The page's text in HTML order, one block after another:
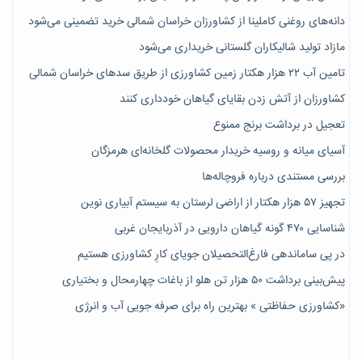
دانه‌های روغنی کاملینا از کشاورزان خراسان شمالی خرید تضمینی می‌شود
مازاد تولید شالیکاران گلستانی خریداری می‌شود
تامین آب ۲۲ هزار هکتار زمین کشاورزی از طریق سدهای خراسان شمالی
کشاورزان از آتش زدن بقایای گیاهان خودداری کنند
تعجیل در برداشت برنج ممنوع
آسیای میانه و روسیه خریدار محصولات گلخانه‌ای هرمزگان
بررسی مستندی درباره فروچاله‌ها
تجهیز ۵۷ هزار هکتار از اراضی لرستان به سیستم آبیاری نوین
شناسایی ۴۷٠ گونه گیاهان دارویی در آذربایجان غربی
در پی ساماندهی فارغ‌التحصیلان جویای کارِ کشاورزی هستیم
پیش‎‌بینی برداشت ۵۰ هزار تن هلو از باغات چهارمحال و بختیاری
«کشاورزی حفاظتی » بهترین راه برای صرفه جویی آب و انرژی